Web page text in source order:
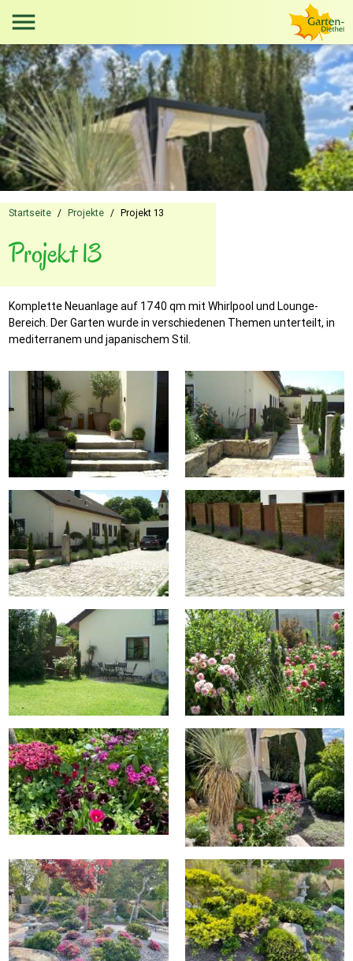
menu
Startseite / Projekte / Projekt 13
Projekt 13
Komplette Neuanlage auf 1740 qm mit Whirlpool und Lounge-
Bereich. Der Garten wurde in verschiedenen Themen unterteilt, in
mediterranem und japanischem Stil.